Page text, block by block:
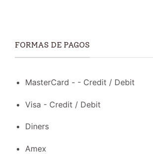
FORMAS DE PAGOS
MasterCard - - Credit / Debit
Visa - Credit / Debit
Diners
Amex